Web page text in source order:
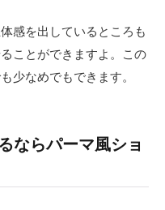
感を出しているところも
ことができますよ。この
少なめでもできます。
ならパーマ風ショ